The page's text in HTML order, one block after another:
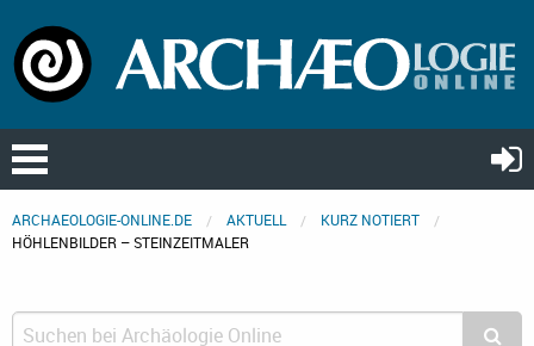
ARCHAEOLOGIE-ONLINE.DE AKTUELL
KURZ NOTIERT
HÖHLENBILDER – STEINZEITMALER